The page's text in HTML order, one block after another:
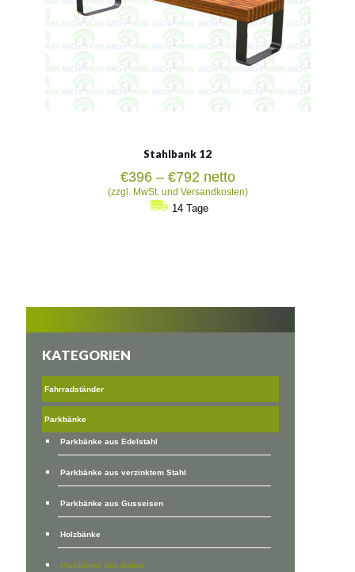
Stahlbank 12
€396 – €792Preisspanne:
€396
bis
netto
(zzgl. MwSt. und Versandkosten)
14 Tage
KATEGORIEN
Fahrradständer
Parkbänke
Parkbänke aus Edelstahl
Parkbänke aus verzinktem Stahl
Parkbänke aus Gusseisen
Holzbänke
Parkbänke aus Beton